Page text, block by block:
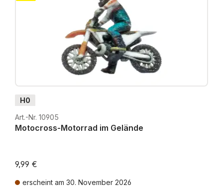
H0
Art.-Nr. 10905
Motocross-Motorrad im Gelände
9,99 €
erscheint am 30. November 2026